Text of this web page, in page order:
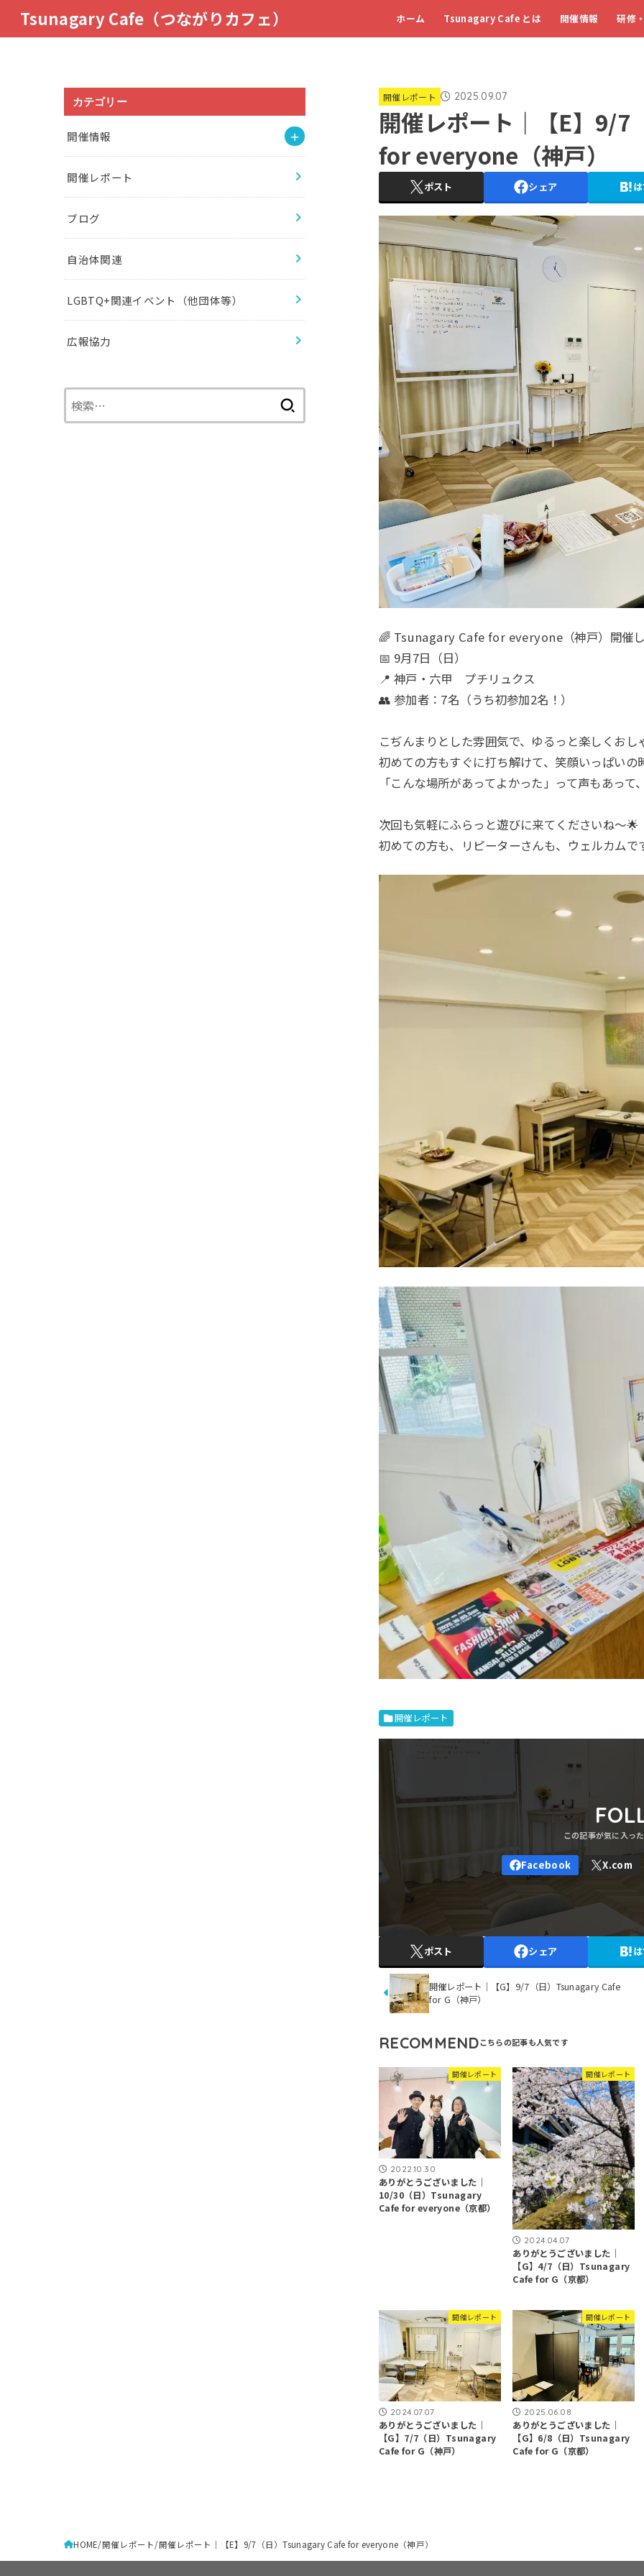
Tsunagary Cafe（つながりカフェ） ホーム Tsunagary Cafe とは 開催情報 研修
開催レポート 2025.09.07
開催レポート｜【E】9/
for everyone（神戸）
ポスト シェア
🌈 Tsunagary Cafe for everyone（神戸）開催
📅 9月7日（日）
📍 神戸・六甲 プチリュクス
👥 参加者：7名（うち初参加2名！）
こぢんまりとした雰囲気で、ゆるっと楽しくおし
初めての方もすぐに打ち解けて、笑顔いっぱいの
「こんな場所があってよかった」って声もあっ
次回も気軽にふらっと遊びに来てくださいね〜🌟
初めての方も、リピーターさんも、ウェルカムで
開催レポート
ポスト シェア
開催レポート｜【G】9/7（日）Tsunagary Cafe
for G（神戸）
RECOMMEND
開催レポート
2022.10.30
ありがとうございました｜
10/30（日）Tsunagary
Cafe for everyone（京都）
開催レポート
2024.04.07
ありがとうございました｜
【G】4/7（日）Tsunagary
Cafe for G（京都）
開催レポート
2024.07.07
ありがとうございました｜
【G】7/7（日）Tsunagary
Cafe for G（神戸）
開催レポート
2025.06.08
ありがとうございました｜
【G】6/8（日）Tsunagary
Cafe for G（京都）
カテゴリー
開催情報
開催レポート
ブログ
自治体関連
LGBTQ+関連イベント（他団体等）
広報協力
HOME 開催レポート 開催レポート｜【E】9/7（日）Tsunagary Cafe for everyone（神戸）